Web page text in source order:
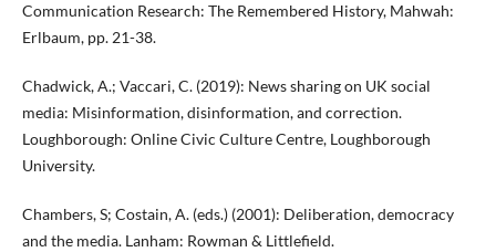
Communication Research: The Remembered History, Mahwah:
Erlbaum, pp. 21-38.
Chadwick, A.; Vaccari, C. (2019): News sharing on UK social
media: Misinformation, disinformation, and correction.
Loughborough: Online Civic Culture Centre, Loughborough
University.
Chambers, S; Costain, A. (eds.) (2001): Deliberation, democracy
and the media. Lanham: Rowman & Littlefield.